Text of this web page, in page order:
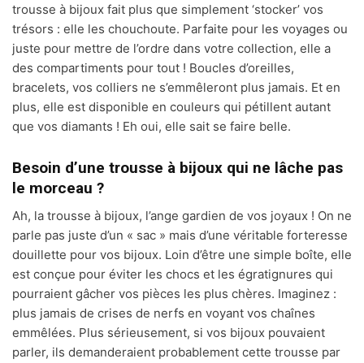
trousse à bijoux fait plus que simplement ‘stocker’ vos
trésors : elle les chouchoute. Parfaite pour les voyages ou
juste pour mettre de l’ordre dans votre collection, elle a
des compartiments pour tout ! Boucles d’oreilles,
bracelets, vos colliers ne s’emmêleront plus jamais. Et en
plus, elle est disponible en couleurs qui pétillent autant
que vos diamants ! Eh oui, elle sait se faire belle.
Besoin d’une trousse à bijoux qui ne lâche pas
le morceau ?
Ah, la trousse à bijoux, l’ange gardien de vos joyaux ! On ne
parle pas juste d’un « sac » mais d’une véritable forteresse
douillette pour vos bijoux. Loin d’être une simple boîte, elle
est conçue pour éviter les chocs et les égratignures qui
pourraient gâcher vos pièces les plus chères. Imaginez :
plus jamais de crises de nerfs en voyant vos chaînes
emmêlées. Plus sérieusement, si vos bijoux pouvaient
parler, ils demanderaient probablement cette trousse par